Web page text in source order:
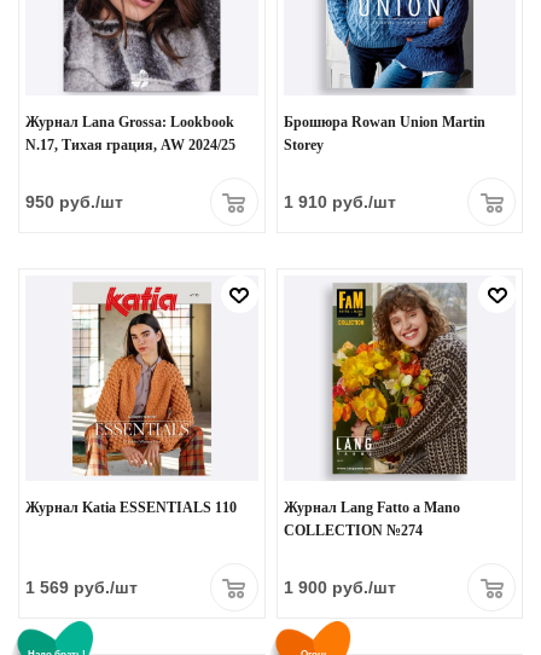
Журнал Lana Grossa: Lookbook
N.17, Тихая грация, AW 2024/25
950 руб./шт
Брошюра Rowan Union Martin
Storey
1 910руб./шт
Журнал Katia ESSENTIALS 110
1 569 руб./шт
Журнал Lang Fatto a Mano
COLLECTION №274
1 900руб./шт